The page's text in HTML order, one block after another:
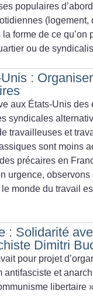
populaires
(logement,
forme de ce qu’on
ou de
:
aux États-Unis des
syndicales
travailleuses et
sont moins
précaires en
urgence, observons
monde du travail
: Solidarité
Dimitri
pour projet
antifasciste et
libertaire